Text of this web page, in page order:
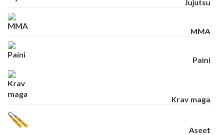
Jujutsu
MMA
Paini
Krav maga
Aseet